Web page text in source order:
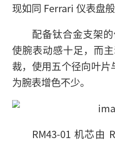
现如同 Ferrari 仪表盘般
配备钛合金支架
使腕表动感十足，而
裁，使用五个径向叶片
为腕表增色不少。
RM43-01 机芯由